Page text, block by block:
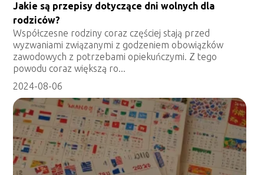
Jakie są przepisy dotyczące dni wolnych dla
rodziców?
Współczesne rodziny coraz częściej stają przed
wyzwaniami związanymi z godzeniem obowiązków
zawodowych z potrzebami opiekuńczymi. Z tego
powodu coraz większą ro...
2024-08-06